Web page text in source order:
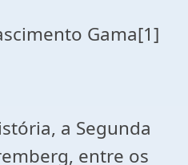
Gama[1]
a Segunda
entre os